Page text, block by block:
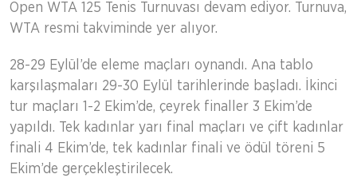
Open WTA 125 Tenis Turnuvası devam ediyor. Turnuva,
WTA resmi takviminde yer alıyor.
28-29 Eylül’de eleme maçları oynandı. Ana tablo
karşılaşmaları 29-30 Eylül tarihlerinde başladı. İkinci
tur maçları 1-2 Ekim’de, çeyrek finaller 3 Ekim’de
yapıldı. Tek kadınlar yarı final maçları ve çift kadınlar
finali 4 Ekim’de, tek kadınlar finali ve ödül töreni 5
Ekim’de gerçekleştirilecek.